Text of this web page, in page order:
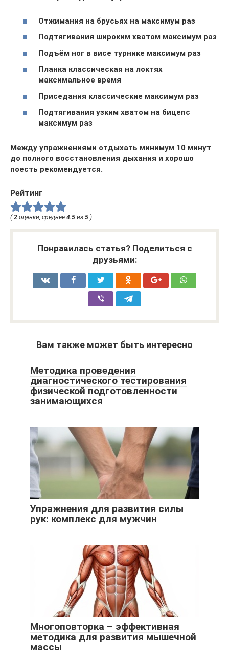
Отжимания на брусьях на максимум раз
Подтягивания широким хватом максимум раз
Подъём ног в висе турнике максимум раз
Планка классическая на локтях
максимальное время
Приседания классические максимум раз
Подтягивания узким хватом на бицепс
максимум раз
Между упражнениями отдыхать минимум 10 минут
до полного восстановления дыхания и хорошо
поесть рекомендуется.
Рейтинг
( 2 оценки, среднее 4.5 из 5 )
Понравилась статья? Поделиться с
друзьями:
Вам также может быть интересно
Методика проведения
диагностического тестирования
физической подготовленности
занимающихся
Упражнения для развития силы
рук: комплекс для мужчин
Многоповторка – эффективная
методика для развития мышечной
массы